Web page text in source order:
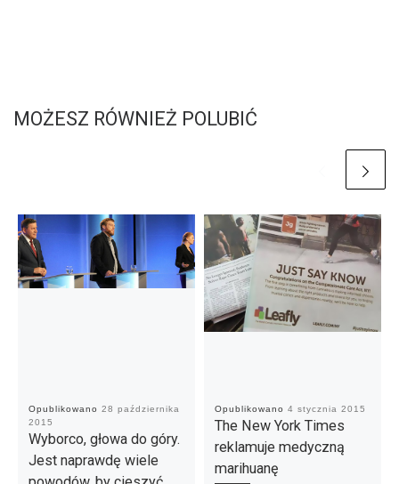
MOŻESZ RÓWNIEŻ POLUBIĆ
Opublikowano 28 października
2015
Wyborco, głowa do góry.
Jest naprawdę wiele
Opublikowano 4 stycznia 2015
The New York Times
reklamuje medyczną
marihuanę